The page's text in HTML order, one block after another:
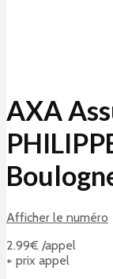
AXA
Afficher le numéro
2.99€ /appel
+ prix appel